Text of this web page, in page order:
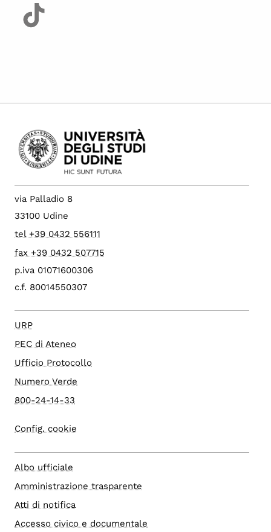
via Palladio 8
33100 Udine
tel +39 0432 556111
fax +39 0432 507715
p.iva 01071600306
c.f. 80014550307
URP
PEC di Ateneo
Ufficio Protocollo
Numero Verde
800-24-14-33
Config. cookie
Albo ufficiale
Amministrazione trasparente
Atti di notifica
Accesso civico e documentale